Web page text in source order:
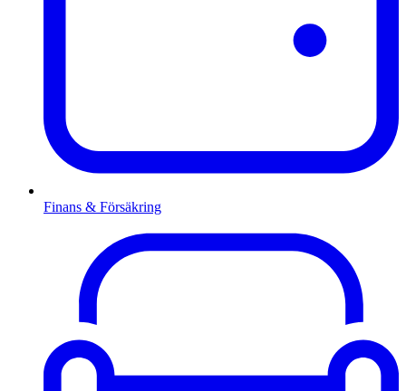
Finans & Försäkring